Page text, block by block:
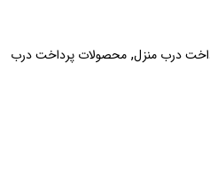
درب منزل, محصولات پرداخت درب